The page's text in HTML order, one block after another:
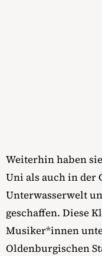
Weiterhin haben
Uni als auch in der
Unterwasserwelt
geschaffen. Diese
Musiker*innen
Oldenburgischen